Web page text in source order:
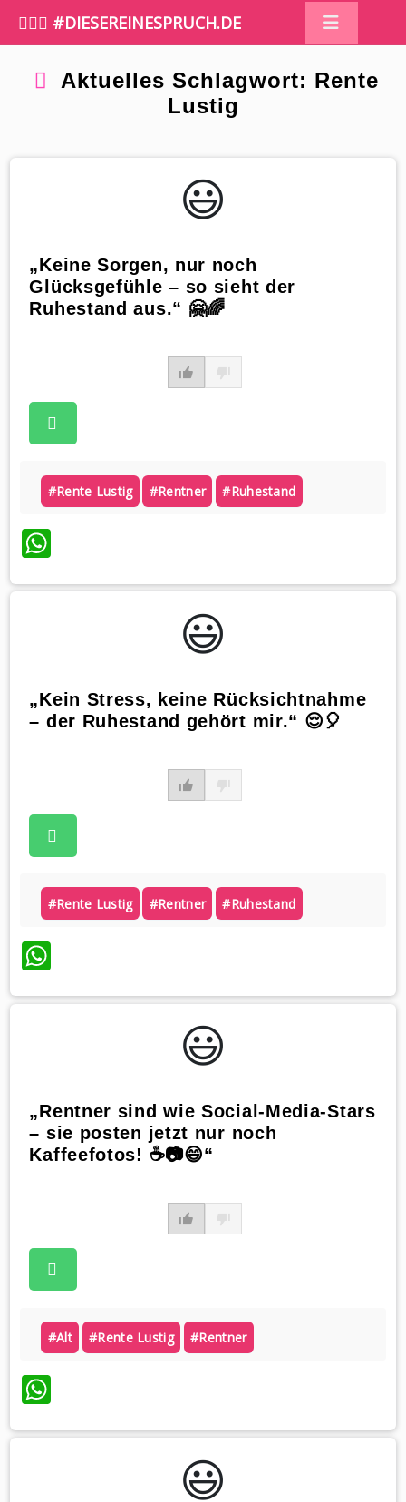
🤷🏼‍♀️ #DIESEREINESPRUCH.DE
Aktuelles Schlagwort: Rente
Lustig
😃️
„Keine Sorgen, nur noch
Glücksgefühle – so sieht der
Ruhestand aus.“ 🤗🌈
#rente Lustig #rentner #ruhestand
WhatsApp
😃️
„Kein Stress, keine Rücksichtnahme
– der Ruhestand gehört mir.“ 😌🎈
#rente Lustig #rentner #ruhestand
WhatsApp
😃️
„Rentner sind wie Social-Media-Stars
– sie posten jetzt nur noch
Kaffeefotos! ☕📷😄“
#alt #rente Lustig #rentner
WhatsApp
😃️